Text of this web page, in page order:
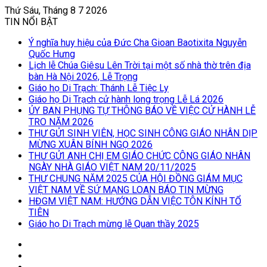
Thứ Sáu, Tháng 8 7 2026
TIN NỔI BẬT
Ý nghĩa huy hiệu của Đức Cha Gioan Baotixita Nguyễn
Quốc Hưng
Lịch lễ Chúa Giêsu Lên Trời tại một số nhà thờ trên địa
bàn Hà Nội 2026, Lễ Trọng
Giáo họ Di Trạch: Thánh Lễ Tiệc Ly
Giáo họ Di Trạch cử hành long trọng Lễ Lá 2026
ỦY BAN PHỤNG TỰ THÔNG BÁO VỀ VIỆC CỬ HÀNH LỄ
TRO NĂM 2026
THƯ GỬI SINH VIÊN, HỌC SINH CÔNG GIÁO NHÂN DỊP
MỪNG XUÂN BÍNH NGỌ 2026
THƯ GỬI ANH CHỊ EM GIÁO CHỨC CÔNG GIÁO NHÂN
NGÀY NHÀ GIÁO VIỆT NAM 20/11/2025
THƯ CHUNG NĂM 2025 CỦA HỘI ĐỒNG GIÁM MỤC
VIỆT NAM VỀ SỨ MẠNG LOAN BÁO TIN MỪNG
HĐGM VIỆT NAM: HƯỚNG DẪN VIỆC TÔN KÍNH TỔ
TIÊN
Giáo họ Di Trạch mừng lễ Quan thầy 2025